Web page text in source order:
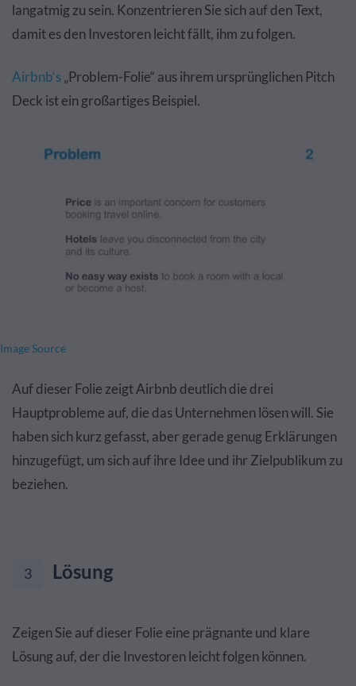
langatmig zu sein. Konzentrieren Sie sich auf den Text,
damit es den Investoren leicht fällt, ihm zu folgen.
Airbnb‘s„Problem-Folie“ aus ihrem ursprünglichen Pitch
Deck ist ein großartiges Beispiel.
Image Source
Auf dieser Folie zeigt Airbnb deutlich die drei
Hauptprobleme auf, die das Unternehmen lösen will. Sie
haben sich kurz gefasst, aber gerade genug Erklärungen
hinzugefügt, um sich auf ihre Idee und ihr Zielpublikum zu
beziehen.
3 Lösung
Zeigen Sie auf dieser Folie eine prägnante und klare
Lösung auf, der die Investoren leicht folgen können.